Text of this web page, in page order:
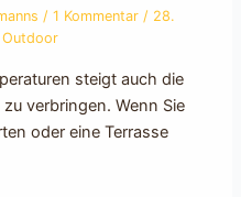
/1 Kommentar / 28.
Outdoor
steigt auch die
verbringen. Wenn Sie
oder eine Terrasse